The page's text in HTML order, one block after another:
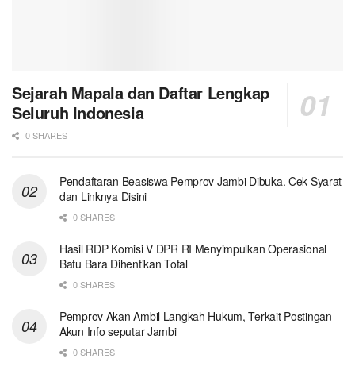
Sejarah Mapala dan Daftar Lengkap
Seluruh Indonesia
0 SHARES
Pendaftaran Beasiswa Pemprov Jambi Dibuka. Cek Syarat
dan Linknya Disini
0 SHARES
Hasil RDP Komisi V DPR RI Menyimpulkan Operasional
Batu Bara Dihentikan Total
0 SHARES
Pemprov Akan Ambil Langkah Hukum, Terkait Postingan
Akun Info seputar Jambi
0 SHARES